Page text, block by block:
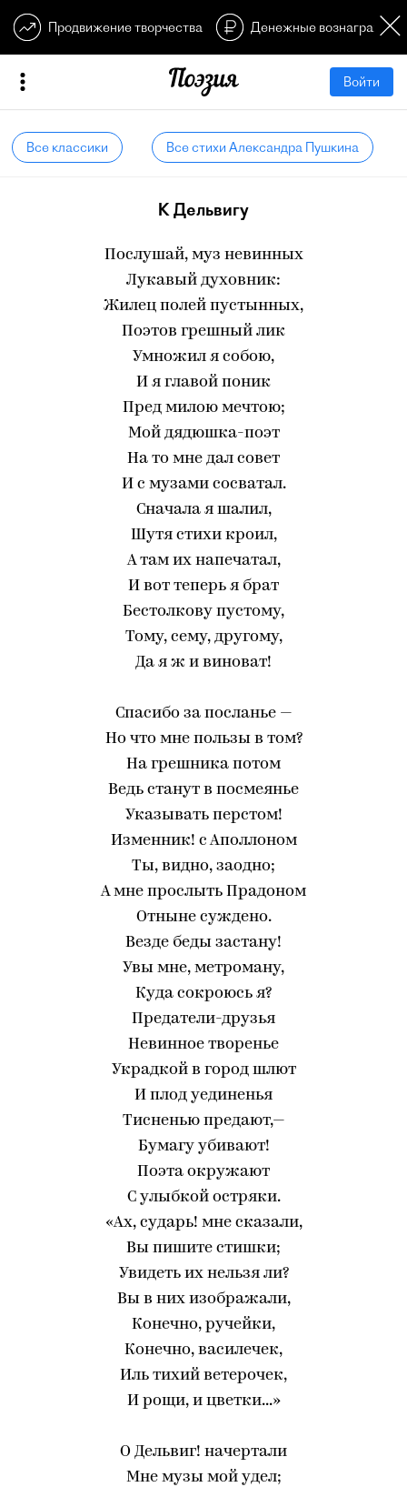
Продвижение творчества Денежные
Войти
Все классики Все стихи Александра Пушкина
К Дельвигу
Послушай, муз невинных
Лукавый духовник:
Жилец полей пустынных,
Поэтов грешный лик
Умножил я собою,
И я главой поник
Пред милою мечтою;
Мой дядюшка-поэт
На то мне дал совет
И с музами сосватал.
Сначала я шалил,
Шутя стихи кроил,
А там их напечатал,
И вот теперь я брат
Бестолкову пустому,
Тому, сему, другому,
Да я ж и виноват!
Спасибо за посланье —
Но что мне пользы в том?
На грешника потом
Ведь станут в посмеянье
Указывать перстом!
Изменник! с Аполлоном
Ты, видно, заодно;
А мне прослыть Прадоном
Отныне суждено.
Везде беды застану!
Увы мне, метроману,
Куда сокроюсь я?
Предатели-друзья
Невинное творенье
Украдкой в город шлют
И плод уединенья
Тисненью предают,—
Бумагу убивают!
Поэта окружают
С улыбкой остряки.
«Ах, сударь! мне сказали,
Вы пишите стишки;
Увидеть их нельзя ли?
Вы в них изображали,
Конечно, ручейки,
Конечно, василечек,
Иль тихий ветерочек,
И рощи, и цветки...»
О Дельвиг! начертали
Мне музы мой удел;